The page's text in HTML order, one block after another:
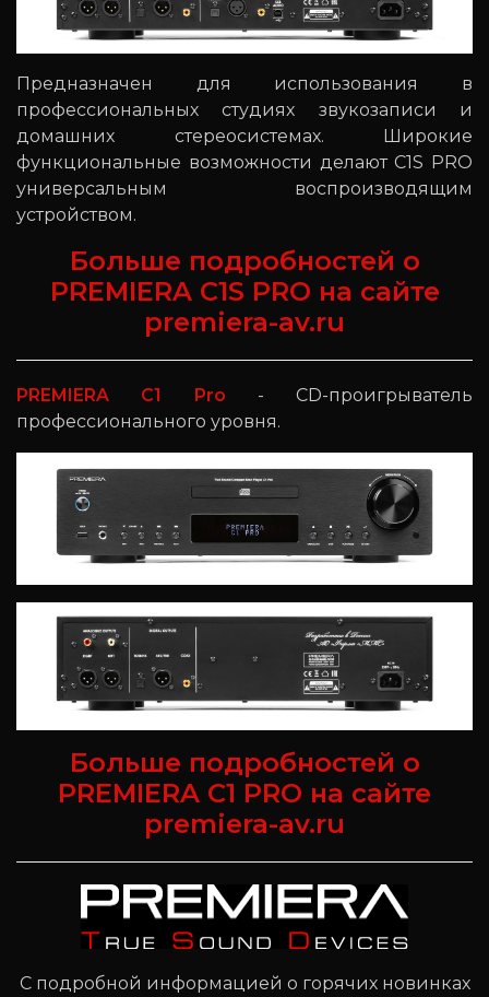
Предназначен для использования в
профессиональных студиях звукозаписи и
домашних стереосистемах. Широкие
функциональные возможности делают C1S PRO
универсальным воспроизводящим
устройством.
Больше подробностей о
PREMIERA C1S PRO на сайте
premiera-av.ru
PREMIERA C1 Pro - CD-проигрыватель
профессионального уровня.
Больше подробностей о
PREMIERA C1 PRO на сайте
premiera-av.ru
С подробной информацией о горячих новинках